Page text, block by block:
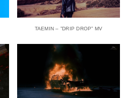
TAEMIN – ”DRIP DROP” MV